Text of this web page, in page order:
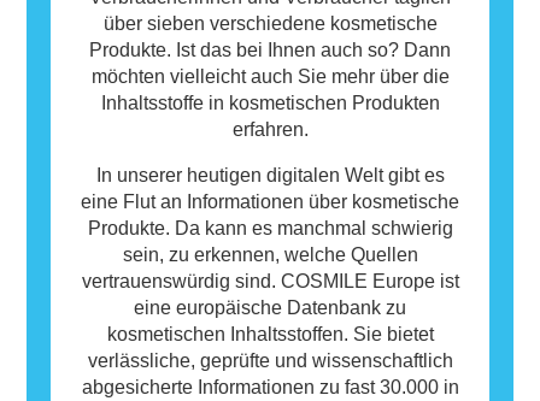
über sieben verschiedene kosmetische
Produkte. Ist das bei Ihnen auch so? Dann
möchten vielleicht auch Sie mehr über die
Inhaltsstoffe in kosmetischen Produkten
erfahren.
In unserer heutigen digitalen Welt gibt es
eine Flut an Informationen über kosmetische
Produkte. Da kann es manchmal schwierig
sein, zu erkennen, welche Quellen
vertrauenswürdig sind. COSMILE Europe ist
eine europäische Datenbank zu
kosmetischen Inhaltsstoffen. Sie bietet
verlässliche, geprüfte und wissenschaftlich
abgesicherte Informationen zu fast 30.000 in